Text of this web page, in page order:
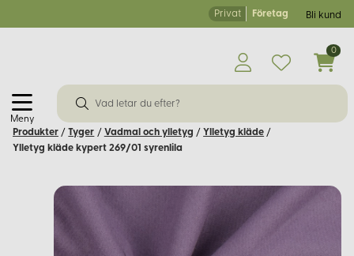
Privat Företag Bli kund
Meny
0
Produkter / Tyger / Vadmal och ylletyg / Ylletyg kläde /
Ylletyg kläde kypert 269/01 syrenlila